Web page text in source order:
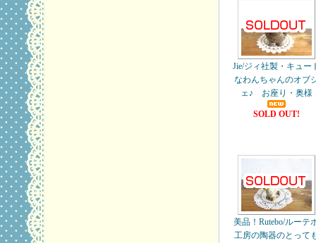
Jie/ジィ社製・キュー
なわんちゃんのオブ
ェ♪ お座り・奥様
SOLD OUT!
美品！Rutebo/ルーテ
工房の陶器のとって